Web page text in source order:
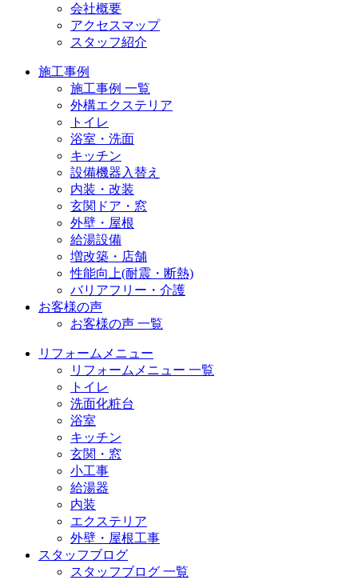
会社概要
アクセスマップ
スタッフ紹介
施工事例
施工事例 一覧
外構エクステリア
トイレ
浴室・洗面
キッチン
設備機器入替え
内装・改装
玄関ドア・窓
外壁・屋根
給湯設備
増改築・店舗
性能向上(耐震・断熱)
バリアフリー・介護
お客様の声
お客様の声 一覧
リフォームメニュー
リフォームメニュー 一覧
トイレ
洗面化粧台
浴室
キッチン
玄関・窓
小工事
給湯器
内装
エクステリア
外壁・屋根工事
スタッフブログ
スタッフブログ 一覧